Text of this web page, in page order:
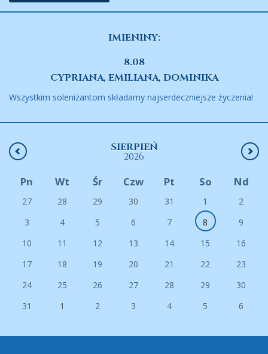
IMIENINY:
8.08
CYPRIANA, EMILIANA, DOMINIKA
Wszystkim solenizantom składamy najserdeczniejsze życzenia!
SIERPIEŃ
2026
Pn Wt Śr Czw Pt So Nd
27 28 29 30 31 1
2
3
4 5 6 7 8
9
10
11 12 13 14 15
16
17
18 19 20 21 22
23
24
25 26 27 28 29
30
31
1 2 3 4 5 6